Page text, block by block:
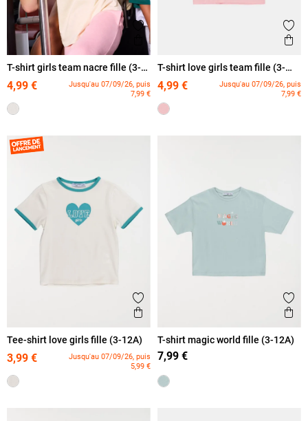
Ajouter aux favoris
Aperçu rapide
T-shirt girls team nacre fille (3-
12A)
4,99 €
Jusqu'au 07/09/26, puis
7,99 €
T-shirt love girls team fille (3-
12A)
4,99 €
Jusqu'au 07/09/26, puis
7,99 €
Ajouter aux favoris
Aperçu rapide
Tee-shirt love girls fille (3-12A)
3,99 €
Jusqu'au 07/09/26, puis
5,99 €
T-shirt magic world fille (3-12A)
7,99 €